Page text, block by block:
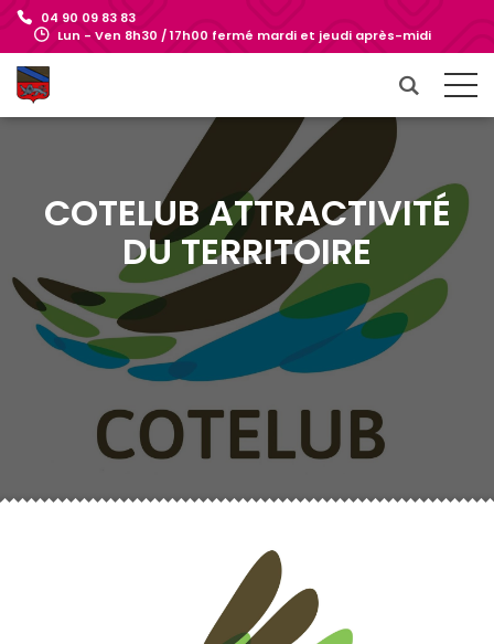
04 90 09 83 83
Lun - Ven 8h30 / 17h00 fermé mardi et jeudi après-midi
COTELUB ATTRACTIVITÉ
DU TERRITOIRE